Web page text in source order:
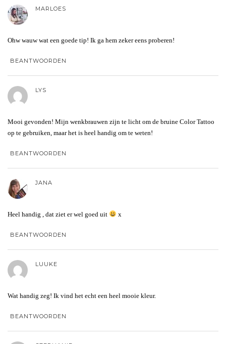
MARLOES
Ohw wauw wat een goede tip! Ik ga hem zeker eens proberen!
BEANTWOORDEN
LYS
Mooi gevonden! Mijn wenkbrauwen zijn te licht om de bruine Color Tattoo
op te gebruiken, maar het is heel handig om te weten!
BEANTWOORDEN
JANA
Heel handig , dat ziet er wel goed uit x
BEANTWOORDEN
LUUKE
Wat handig zeg! Ik vind het echt een heel mooie kleur.
BEANTWOORDEN